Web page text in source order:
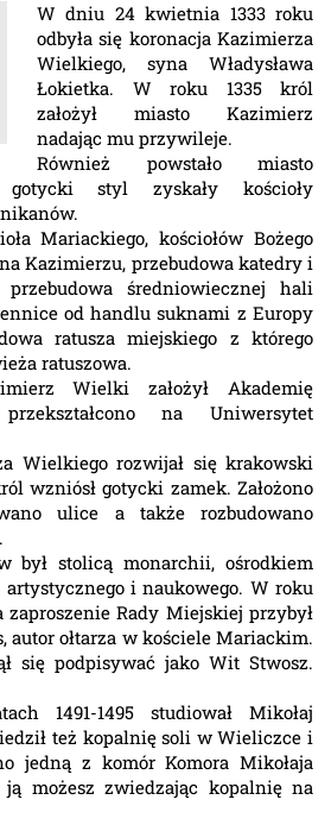
W dniu 24 kwietnia 1333 roku
odbyła się koronacja Kazimierza
Wielkiego, syna Władysława
Łokietka. W roku 1335 król
założył miasto Kazimierz
nadając mu przywileje.
Również powstało miasto
styl zyskały kościoły
Mariackiego, kościołów Bożego
Kazimierzu, przebudowa katedry i
średniowiecznej hali
od handlu suknami z Europy
ratusza miejskiego z którego
ratuszowa.
Wielki założył Akademię
na Uniwersytet
Wielkiego rozwijał się krakowski
wzniósł gotycki zamek. Założono
ulice a także rozbudowano
był stolicą monarchii, ośrodkiem
i naukowego. W roku
zaproszenie Rady Miejskiej przybył
autor ołtarza w kościele Mariackim.
się podpisywać jako Wit Stwosz.
1491-1495 studiował Mikołaj
też kopalnię soli w Wieliczce i
jedną z komór Komora Mikołaja
ją możesz zwiedzając kopalnię na